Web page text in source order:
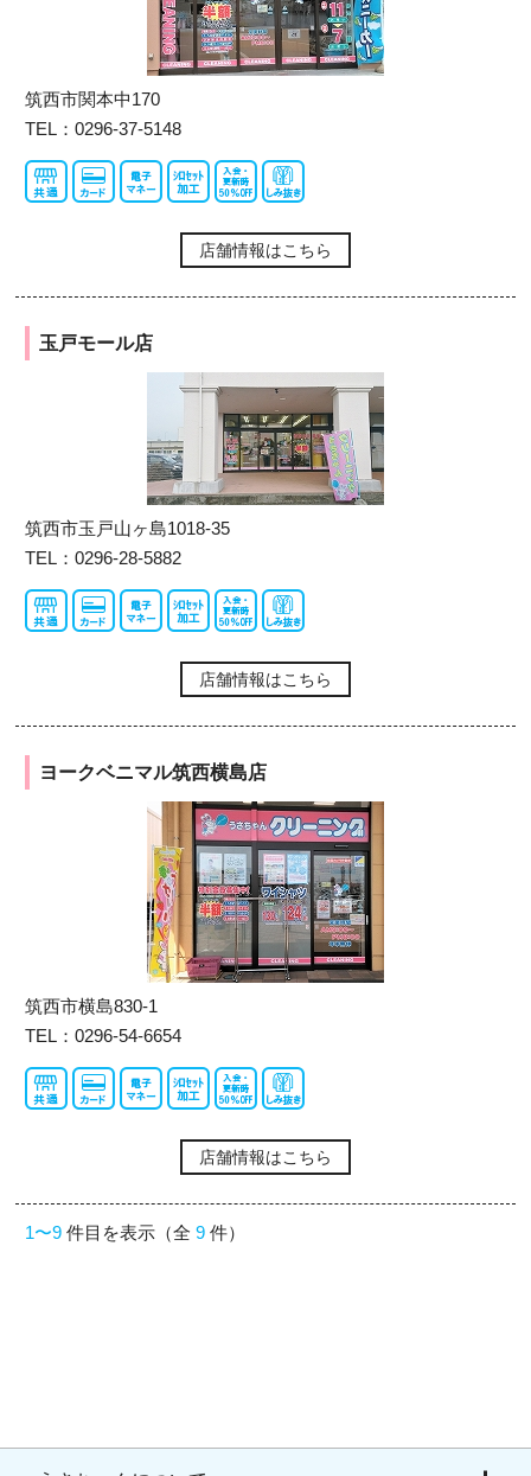
筑西市関本中170
TEL：0296-37-5148
店舗情報はこちら
玉戸モール店
筑西市玉戸山ヶ島1018-35
TEL：0296-28-5882
店舗情報はこちら
ヨークベニマル筑西横島店
筑西市横島830-1
TEL：0296-54-6654
店舗情報はこちら
1〜9 件目を表示（全9 件）